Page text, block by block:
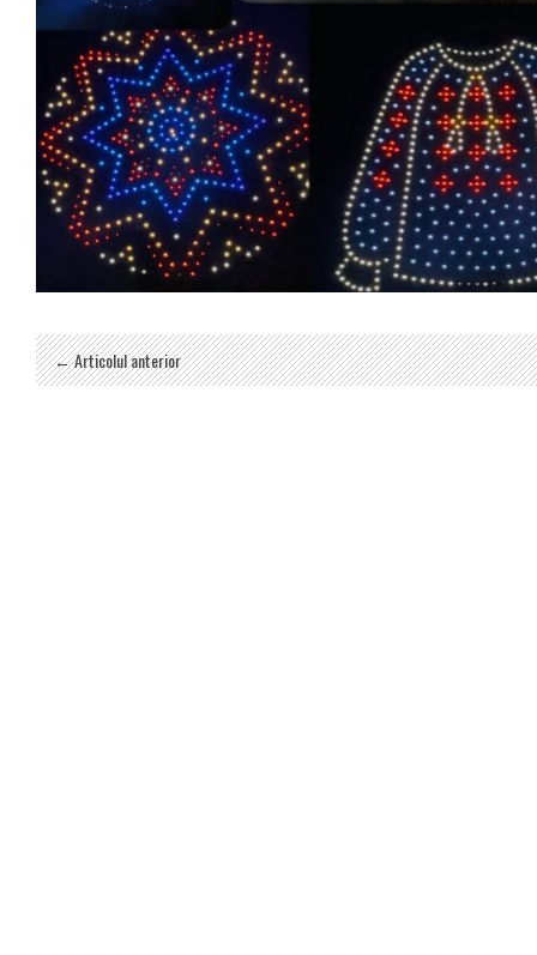
← Articolul anterior